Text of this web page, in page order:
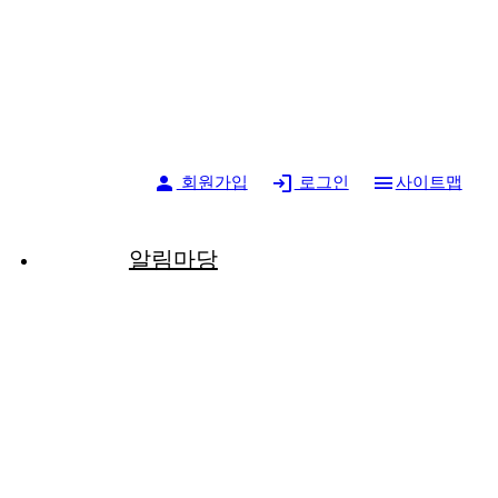
person 회원가입 login 로그인 menu사이트맵
알림마당